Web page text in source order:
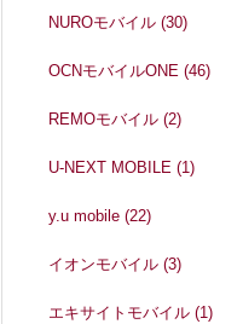
NUROモバイル(30)
OCNモバイルONE(46)
REMOモバイル(2)
U-NEXT MOBILE(1)
y.u mobile(22)
イオンモバイル(3)
エキサイトモバイル(1)